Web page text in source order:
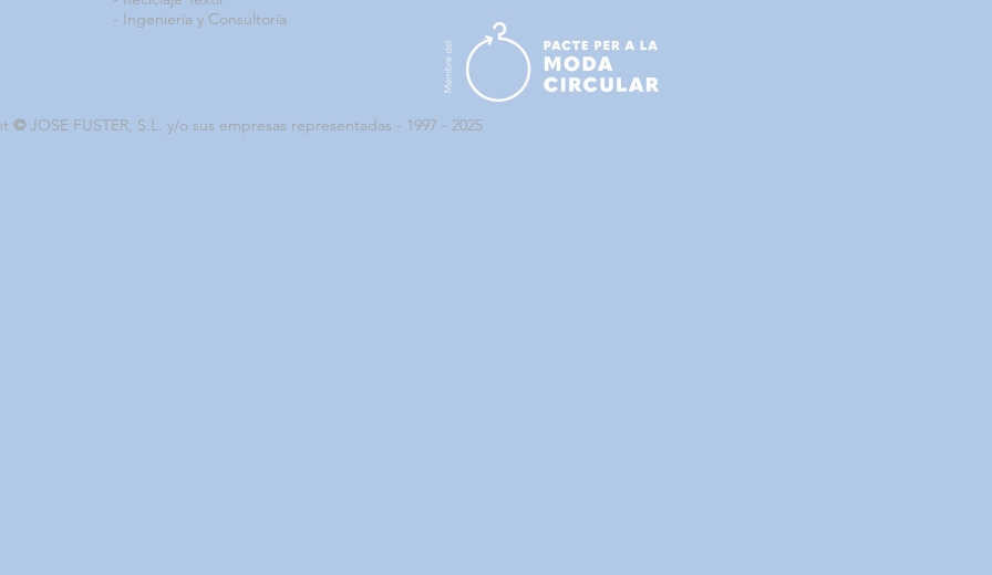
- Ingeniería y Consultoría
©JOSE FUSTER, S.L. y/o sus empresas representadas - 1997 - 2025